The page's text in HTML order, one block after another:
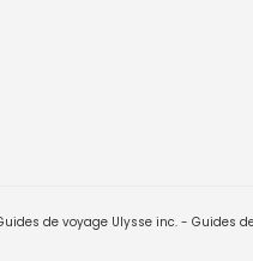
de voyage Ulysse inc. - Guides